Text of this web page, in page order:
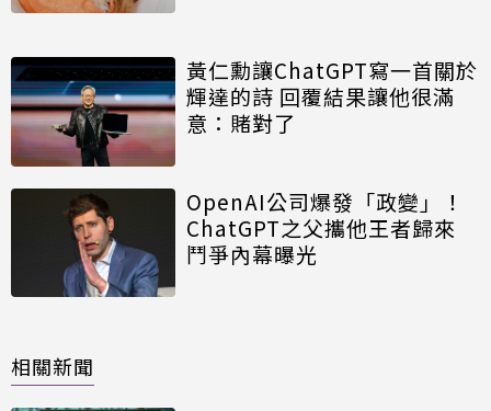
黃仁勳讓ChatGPT寫一首關於
輝達的詩 回覆結果讓他很滿
意：賭對了
OpenAI公司爆發「政變」！
ChatGPT之父攜他王者歸來
鬥爭內幕曝光
相關新聞